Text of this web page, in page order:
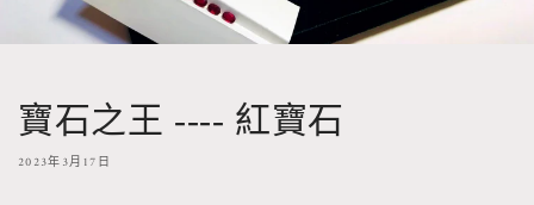
寶石之王 ---- 紅寶石
2023年3月17日